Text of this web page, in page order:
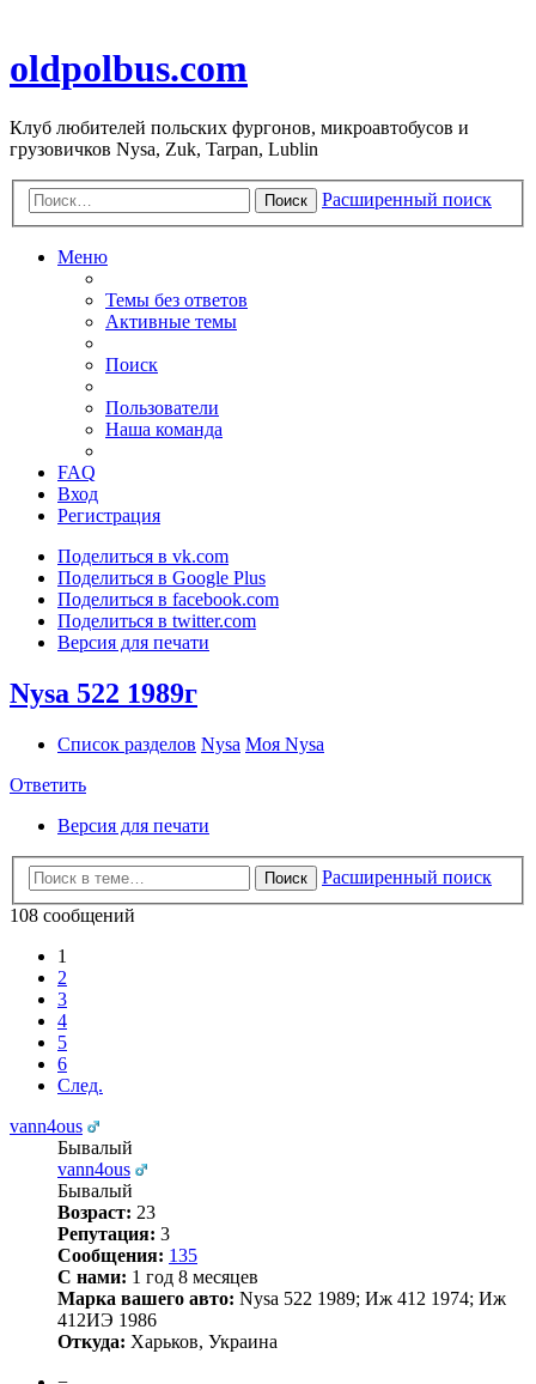
oldpolbus.com
Клуб любителей польских фургонов, микроавтобусов и
грузовичков Nysa, Zuk, Tarpan, Lublin
Поиск Расширенный поиск
Меню
Темы без ответов
Активные темы
Поиск
Пользователи
Наша команда
FAQ
Вход
Регистрация
Поделиться в vk.com
Поделиться в Google Plus
Поделиться в facebook.com
Поделиться в twitter.com
Версия для печати
Nysa 522 1989г
Список разделов Nysa Моя Nysa
Ответить
Версия для печати
Поиск
Расширенный поиск
108 сообщений
1
2
3
4
5
6
След.
vann4ous
Бывалый
vann4ous
Бывалый
Возраст: 23
Репутация: 3
Сообщения: 135
С нами: 1 год 8 месяцев
Марка вашего авто: Nysa 522 1989; Иж 412 1974; Иж
412ИЭ 1986
Откуда: Харьков, Украина